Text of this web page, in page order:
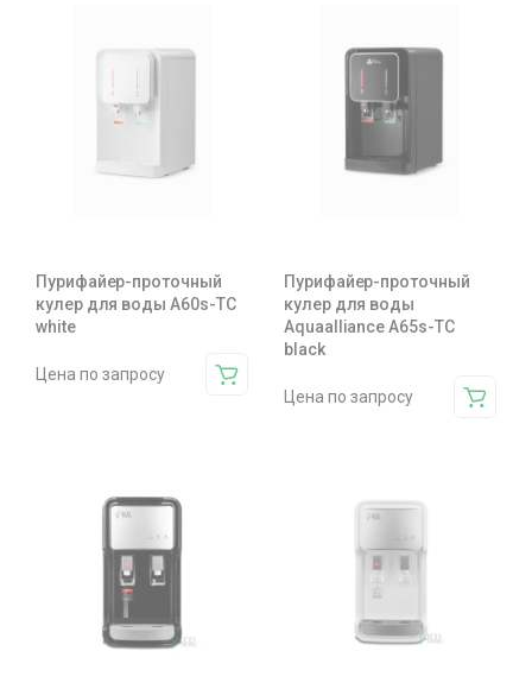
Пурифайер-проточный
кулер для воды A60s-TC
white
Цена по запросу
Пурифайер-проточный
кулер для воды
Aquaalliance A65s-TC
black
Цена по запросу